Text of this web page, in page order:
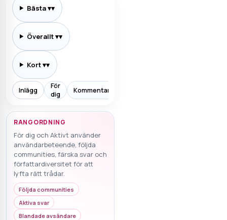
Bästa▾
Överallt▾
Kort▾
Inlägg
För
dig
Kommentarer
RANGORDNING
För dig och Aktivt använder
användarbeteende, följda
communities, färska svar och
författardiversitet för att
lyfta rätt trådar.
Följda communities
Aktiva svar
Blandade avsändare